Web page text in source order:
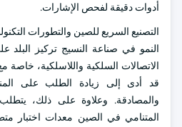
أدوات دقيقة لفحص الإشارات.
التصنيع السريع للصين والتطورات
النمو في صناعة النسيج تركيز البلد
قد أدى إلى زيادة الطلب على
والمصادقة. وعلاوة على ذلك،
المتنامي في الصين معدات اختبار